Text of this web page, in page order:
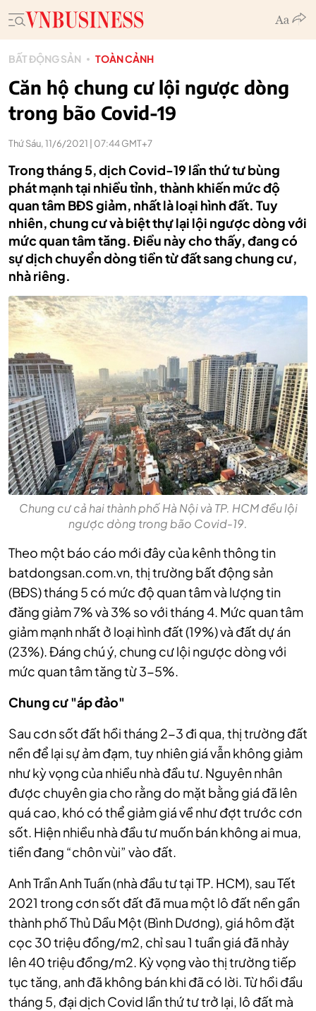
BẤT ĐỘNG SẢN TOÀN CẢNH
Căn hộ chung cư lội ngược dòng
trong bão Covid-19
Thứ Sáu, 11/6/2021 | 07:44 GMT+7
Trong tháng 5, dịch Covid-19 lần thứ tư bùng
phát mạnh tại nhiều tỉnh, thành khiến mức độ
quan tâm BĐS giảm, nhất là loại hình đất. Tuy
nhiên, chung cư và biệt thự lại lội ngược dòng với
mức quan tâm tăng. Điều này cho thấy, đang có
sự dịch chuyển dòng tiền từ đất sang chung cư,
nhà riêng.
Chung cư cả hai thành phố Hà Nội và TP. HCM đều lội
ngược dòng trong bão Covid-19.
Theo một báo cáo mới đây của kênh thông tin
batdongsan.com.vn, thị trường bất động sản
(BĐS) tháng 5 có mức độ quan tâm và lượng tin
đăng giảm 7% và 3% so với tháng 4. Mức quan tâm
giảm mạnh nhất ở loại hình đất (19%) và đất dự án
(23%). Đáng chú ý, chung cư lội ngược dòng với
mức quan tâm tăng từ 3-5%.
Chung cư "áp đảo"
Sau cơn sốt đất hồi tháng 2-3 đi qua, thị trường đất
nền để lại sự ảm đạm, tuy nhiên giá vẫn không giảm
như kỳ vọng của nhiều nhà đầu tư. Nguyên nhân
được chuyên gia cho rằng do mặt bằng giá đã lên
quá cao, khó có thể giảm giá về như đợt trước cơn
sốt. Hiện nhiều nhà đầu tư muốn bán không ai mua,
tiền đang “chôn vùi” vào đất.
Anh Trần Anh Tuấn (nhà đầu tư tại TP. HCM), sau Tết
2021 trong cơn sốt đất đã mua một lô đất nền gần
thành phố Thủ Dầu Một (Bình Dương), giá hôm đặt
cọc 30 triệu đồng/m2, chỉ sau 1 tuần giá đã nhảy
lên 40 triệu đồng/m2. Kỳ vọng vào thị trường tiếp
tục tăng, anh đã không bán khi đã có lời. Từ hồi đầu
tháng 5, đại dịch Covid lần thứ tư trở lại, lô đất mà